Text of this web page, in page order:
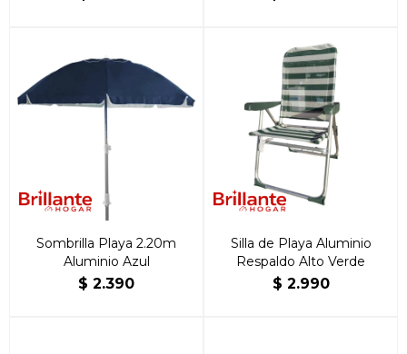
Sombrilla Playa 2.20m
Aluminio Azul
$ 2.390
Silla de Playa Aluminio
Respaldo Alto Verde
$ 2.990